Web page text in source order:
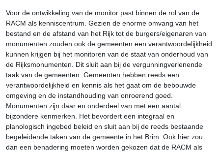
Voor de ontwikkeling van de monitor past binnen de rol van de
RACM als kenniscentrum. Gezien de enorme omvang van het
bestand en de afstand van het Rijk tot de burgers/eigenaren van
monumenten zouden ook de gemeenten een verantwoordelijkheid
kunnen krijgen bij het monitoren van de staat van onderhoud van
de Rijksmonumenten. Dit sluit aan bij de vergunningverlenende
taak van de gemeenten. Gemeenten hebben reeds een
verantwoordelijkheid en kennis als het gaat om de bebouwde
omgeving en de instandhouding van onroerend goed.
Monumenten zijn daar en onderdeel van met een aantal
bijzondere kenmerken. Het bevordert een integraal en
planologisch ingebed beleid en sluit aan bij de reeds bestaande
begeleidende taken van de gemeente in het Brim. Ook hier zou
dan een benadering moeten worden gekozen dat de RACM als